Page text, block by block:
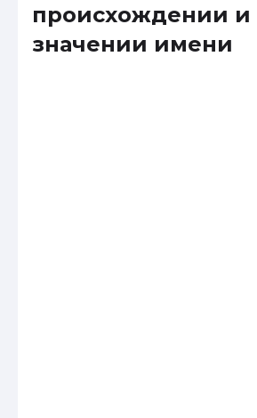
происхождении и
значении имени